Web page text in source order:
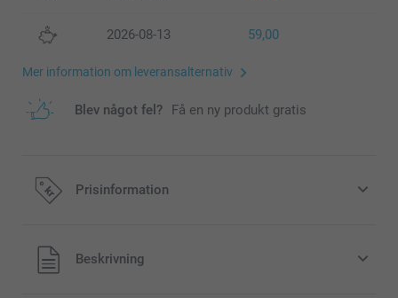
2026-08-13 59,00
Mer information om leveransalternativ
Blev något fel? Få en ny produkt gratis
Prisinformation
Alla priser är i svenska kronor (SEK), inklusive moms och
exklusive porto.
Beskrivning